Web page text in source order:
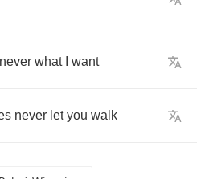
never what want
never let you walk